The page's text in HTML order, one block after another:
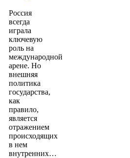
Россия
всегда
играла
ключевую
роль на
международной
арене. Но
внешняя
политика
государства,
как
правило,
является
отражением
происходящих
в нем
внутренних…